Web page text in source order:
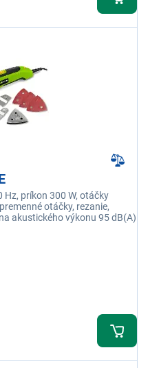
príkon 300 W, otáčky
otáčky, rezanie,
akustického výkonu 95 dB(A)